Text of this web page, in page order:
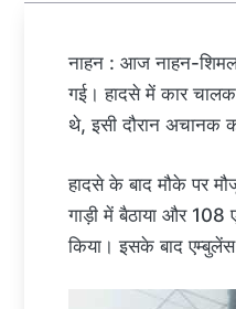
नाहन : आज नाहन-
गई। हादसे में कार चालक
थे, इसी दौरान अचानक
हादसे के बाद मौके पर
गाड़ी में बैठाया और 108
किया। इसके बाद